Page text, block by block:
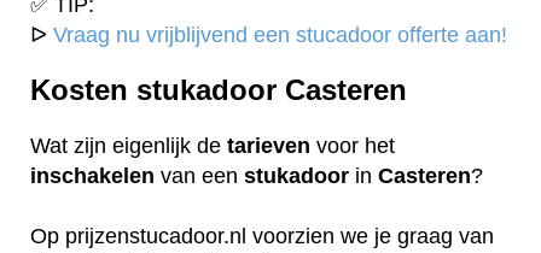
ᐅ Vraag nu vrijblijvend een stucadoor offerte aan!
Kosten stukadoor Casteren
Wat zijn eigenlijk de tarieven voor het
inschakelen van een stukadoor in Casteren?
Op prijzenstucadoor.nl voorzien we je graag van